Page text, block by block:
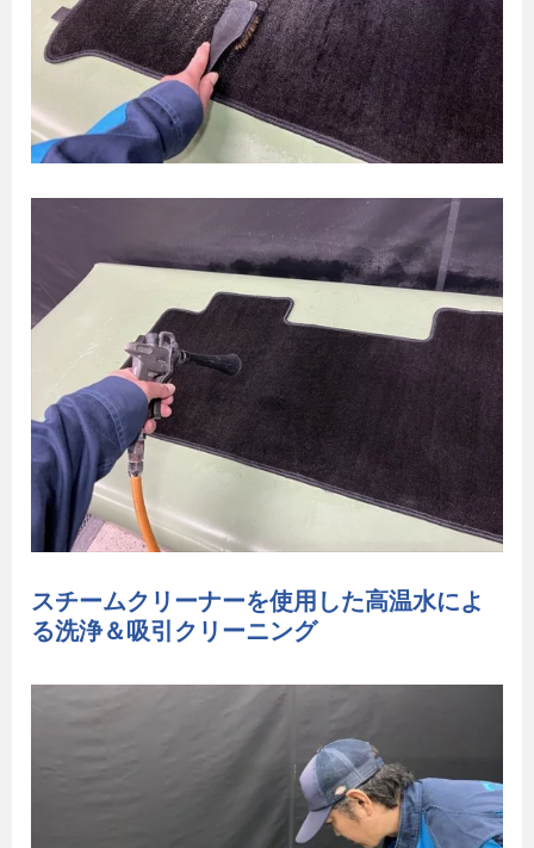
スチームクリーナーを使用した高温水によ
る洗浄＆吸引クリーニング